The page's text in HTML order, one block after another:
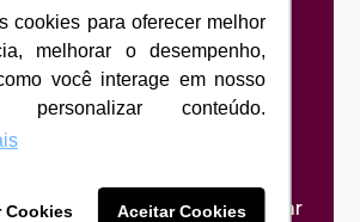
cookies para oferecer melhor
melhorar o desempenho,
você interage em nosso
conteúdo.
Cookies Aceitar Cookies
cookies para oferecer melhor
melhorar o desempenho,
você interage em nosso
conteúdo.
Cookies Aceitar Cookies
em
ou Vitória para você!
que a assessoria de um
fundamental para o sucesso
tudo para identificar e estudar